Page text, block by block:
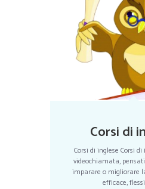
Corsi di
Corsi di inglese Corsi
videochiamata,
imparare o migliorare
efficace,